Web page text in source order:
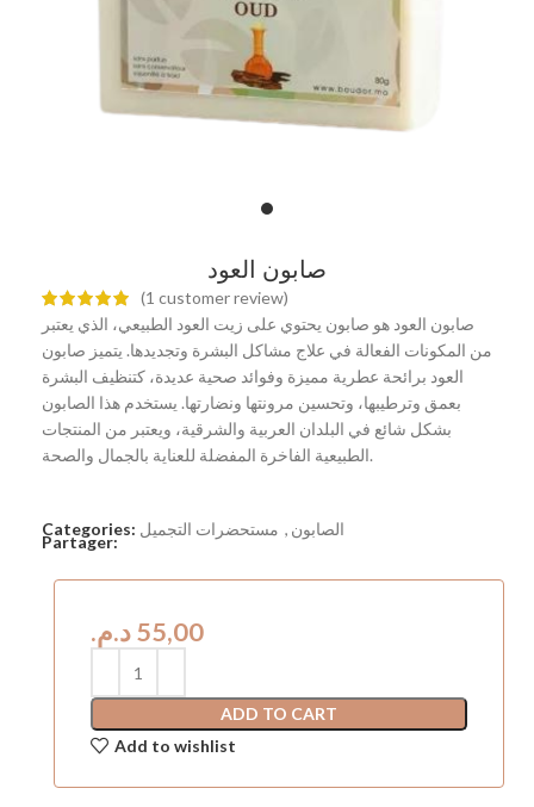
صابون العود
(1 customer review)
صابون العود هو صابون يحتوي على زيت العود الطبيعي، الذي يعتبر
من المكونات الفعالة في علاج مشاكل البشرة وتجديدها. يتميز صابون
العود برائحة عطرية مميزة وفوائد صحية عديدة، كتنظيف البشرة
بعمق وترطيبها، وتحسين مرونتها ونضارتها. يستخدم هذا الصابون
بشكل شائع في البلدان العربية والشرقية، ويعتبر من المنتجات
الطبيعية الفاخرة المفضلة للعناية بالجمال والصحة.
Categories: الصابون , مستحضرات التجميل
Partager:
د.م.
ADD TO CART
Add to wishlist